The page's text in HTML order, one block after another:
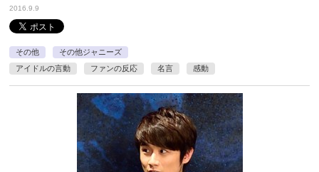
2016.9.9
その他
その他ジャニーズ
アイドルの言動
ファンの反応 名言 感動